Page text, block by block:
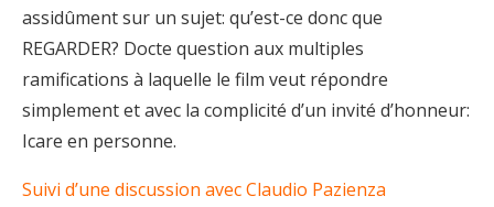
assidûment sur un sujet: qu’est-ce donc que
REGARDER? Docte question aux multiples
ramifications à laquelle le film veut répondre
simplement et avec la complicité d’un invité d’honneur:
Icare en personne.
Suivi d’une discussion avec Claudio Pazienza